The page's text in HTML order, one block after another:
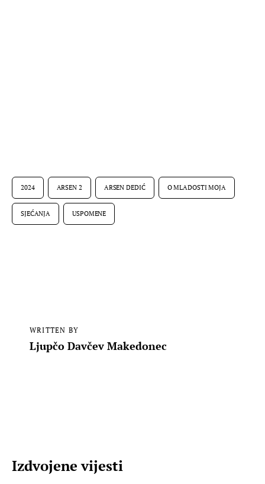
2024 ARSEN 2 ARSEN DEDIĆ O MLADOSTI MOJA
SJEĆANJA USPOMENE
WRITTEN BY
Ljupčo Davčev Makedonec
Izdvojene vijesti